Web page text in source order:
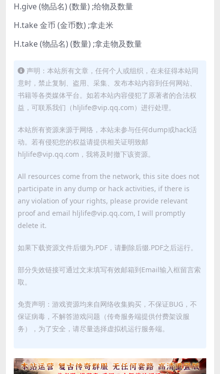
H.give (物品名) (数量) ;给物及数量
H.take 金币 (金币数) ;拿走米
H.take (物品名) (数量) ;拿走物及数量
声明：本站所有文章，任何个人或组织，在未征得本站同
意时，禁止复制、盗用、采集、发布本站内容到任何网站、
书籍等各类媒体平台。如若本站内容侵犯了原著者的合法权
益，可联系我们（hljlife@vip.qq.com）进行处理。
本站所有资源来源于网络，本站未参与任何dump或hack活
动。若有侵犯您的权益请提供相关证明致邮
hljlife@vip.qq.com，我将及时撤下该资源。
All resources come from the network, this site does not
participate in any dump or hack activities, if there is
any violation of your rights, please provide relevant
proof and email hljlife@vip.qq.com, I will promptly
delete it.
如果下载资源文件后缀为.PDF，请删除后缀.PDF之后运行。
部分失效链接可通过文末填写有效邮箱到Email输入框留言索
取。
免责声明：游戏资源均来自网络收集购买，不保证BUG，不
保证病毒，不解答游戏问题（传奇服务端提供付费架设服
务），为了安全，请尽量选择虚拟机运行服务端。